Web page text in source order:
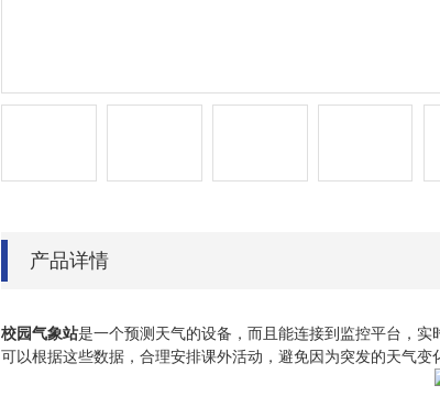
产品详情
校园气象站是一个预测天气的设备，而且能连接到监控平台，
可以根据这些数据，合理安排课外活动，避免因为突发的天气变